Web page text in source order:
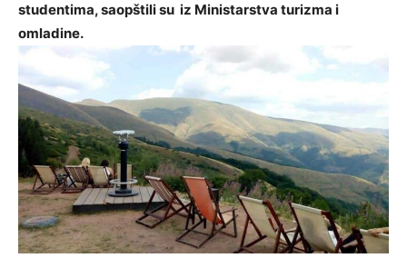
studentima, saopštili su iz Ministarstva turizma i
omladine.